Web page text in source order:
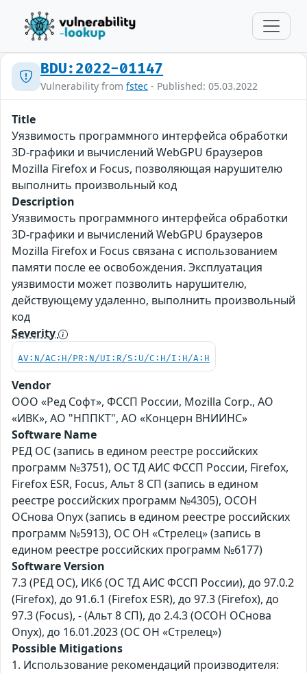
BDU:2022-01147
Vulnerability from fstec - Published: 05.03.2022
Title
Уязвимость программного интерфейса обработки
3D-графики и вычислений WebGPU браузеров
Mozilla Firefox и Focus, позволяющая нарушителю
выполнить произвольный код
Description
Уязвимость программного интерфейса обработки
3D-графики и вычислений WebGPU браузеров
Mozilla Firefox и Focus связана с использованием
памяти после ее освобождения. Эксплуатация
уязвимости может позволить нарушителю,
действующему удаленно, выполнить произвольный
код
Severity
AV:N/AC:H/PR:N/UI:R/S:U/C:H/I:H/A:H
Vendor
ООО «Ред Софт», ФССП России, Mozilla Corp., АО
«ИВК», АО "НППКТ", АО «Концерн ВНИИНС»
Software Name
РЕД ОС (запись в едином реестре российских
программ №3751), ОС ТД АИС ФССП России, Firefox,
Firefox ESR, Focus, Альт 8 СП (запись в едином
реестре российских программ №4305), ОСОН
ОСнова Оnyx (запись в едином реестре российских
программ №5913), ОС ОН «Стрелец» (запись в
едином реестре российских программ №6177)
Software Version
7.3 (РЕД ОС), ИК6 (ОС ТД АИС ФССП России), до 97.0.2
(Firefox), до 91.6.1 (Firefox ESR), до 97.3 (Firefox), до
97.3 (Focus), - (Альт 8 СП), до 2.4.3 (ОСОН ОСнова
Оnyx), до 16.01.2023 (ОС ОН «Стрелец»)
Possible Mitigations
1. Использование рекомендаций производителя: